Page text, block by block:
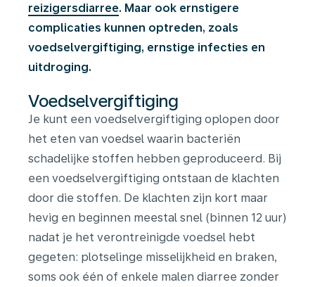
reizigersdiarree. Maar ook ernstigere
complicaties kunnen optreden, zoals
voedselvergiftiging, ernstige infecties en
uitdroging.
Voedselvergiftiging
Je kunt een voedselvergiftiging oplopen door
het eten van voedsel waarin bacteriën
schadelijke stoffen hebben geproduceerd. Bij
een voedselvergiftiging ontstaan de klachten
door die stoffen. De klachten zijn kort maar
hevig en beginnen meestal snel (binnen 12 uur)
nadat je het verontreinigde voedsel hebt
gegeten: plotselinge misselijkheid en braken,
soms ook één of enkele malen diarree zonder